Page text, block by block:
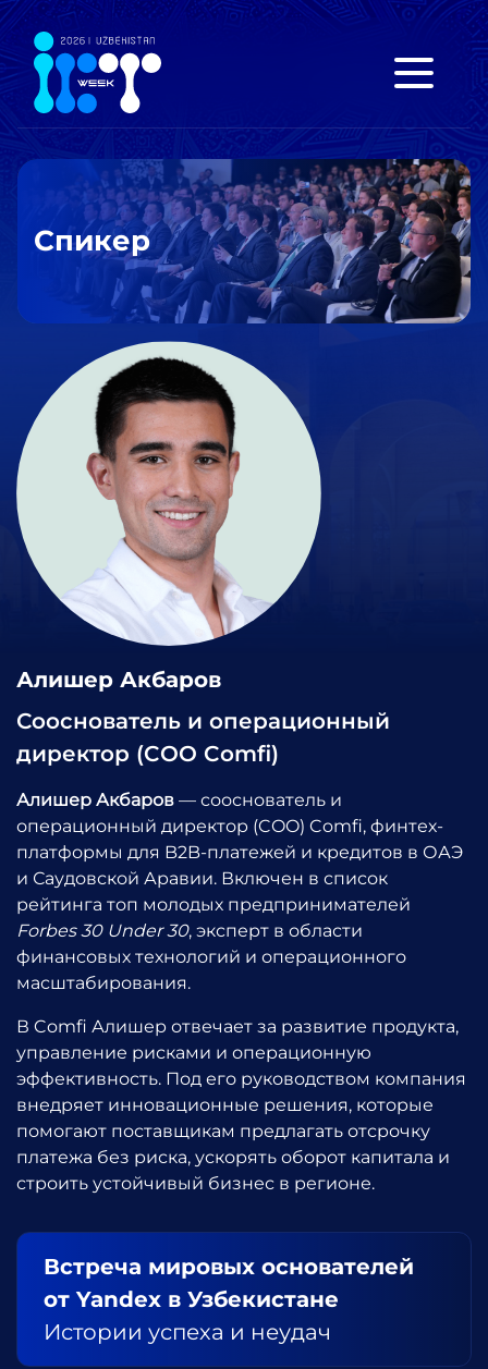
Спикер
Алишер Акбаров
Сооснователь и операционный
директор (COO Comfi)
Алишер Акбаров — сооснователь и
операционный директор (COO) Comfi, финтех-
платформы для B2B-платежей и кредитов в ОАЭ
и Саудовской Аравии. Включен в список
рейтинга топ молодых предпринимателей
Forbes 30 Under 30, эксперт в области
финансовых технологий и операционного
масштабирования.
В Comfi Алишер отвечает за развитие продукта,
управление рисками и операционную
эффективность. Под его руководством компания
внедряет инновационные решения, которые
помогают поставщикам предлагать отсрочку
платежа без риска, ускорять оборот капитала и
строить устойчивый бизнес в регионе.
Встреча мировых основателей
от Yandex в Узбекистане
Истории успеха и неудач